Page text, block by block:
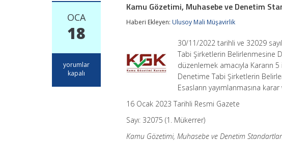
OCA
18
Kamu
Gözetimi,
yorumlar
kapalı
Kamu Gözetimi, Muhasebe ve Denetim
Haberi Ekleyen: Ulusoy Mali Müşavirlik
30/11/2022 tarihli ve 32029
Tabi Şirketlerin Belirlenmesine
düzenlemek amacıyla Kararın 5
Denetime Tabi Şirketlerin
Esasların yayımlanmasına
16 Ocak 2023 Tarihli Resmi Gazete
Sayı: 32075 (1. Mükerrer)
Kamu Gözetimi, Muhasebe ve Denetim